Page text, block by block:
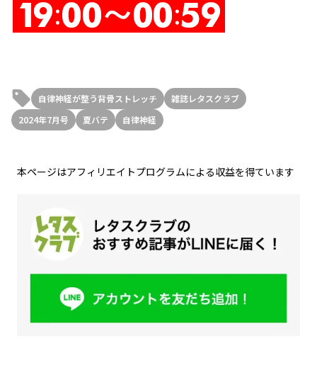
自律神経が整う背骨ストレッチ
雑誌レタスクラブ
2024年7月号
夏バテ 自律神経
本ページはアフィリエイトプログラムによる収益を得ています